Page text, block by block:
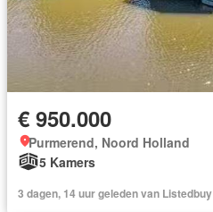
€ 950.000
Purmerend, Noord Holland
5 Kamers
3 dagen, 14 uur geleden van Listedbuy